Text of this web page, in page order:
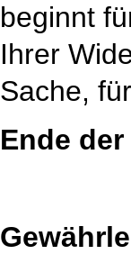
beginnt
Ihrer
Sache,
Ende